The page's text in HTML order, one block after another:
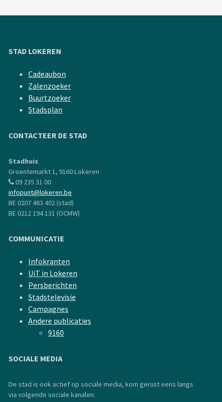
STAD LOKEREN
Cadeaubon
Zalenzoeker
Buurtzoeker
Stadsplan
CONTACTEER DE STAD
Stadhuis
Groentemarkt 1, 9160 Lokeren
09 235 31 00
infopunt@lokeren.be
BE 0207 463 402 (stad)
BE 0212 194 131 (OCMW)
COMMUNICATIE
Infokranten
UiT in Lokeren
Persberichten
Stadstelevisie
Campagnes
Andere publicaties
9160
SOCIALE MEDIA
De stad is ook actief op sociale media, kom gerust eens langs
via volgende sociale kanalen: